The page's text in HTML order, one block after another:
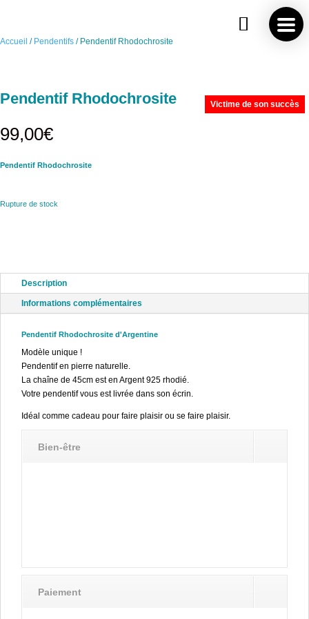
Accueil / Pendentifs / Pendentif Rhodochrosite
Pendentif Rhodochrosite
99,00€
Victime de son succès
Pendentif Rhodochrosite
Rupture de stock
Description
Informations complémentaires
Pendentif Rhodochrosite d'Argentine
Modèle unique !
Pendentif en pierre naturelle.
La chaîne de 45cm est en Argent 925 rhodié.
Votre pendentif vous est livrée dans son écrin.
Idéal comme cadeau pour faire plaisir ou se faire plaisir.
Bien-être
Paiement